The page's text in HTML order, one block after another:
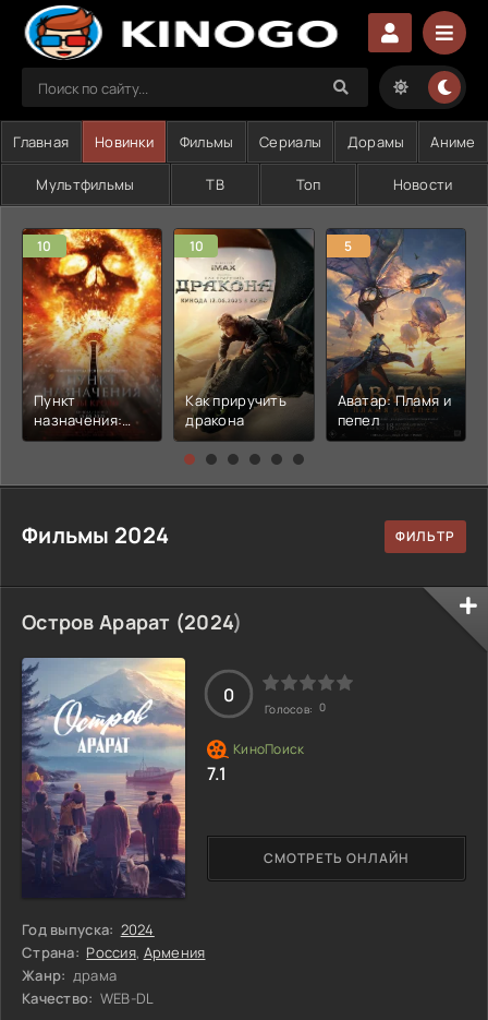
Главная Новинки Фильмы Сериалы Дорамы Аниме
Мультфильмы ТВ Топ Новости
10
Пункт
назначения:
Узы крови
10
Как приручить
дракона
5
Аватар: Пламя и
пепел
Фильмы 2024
Остров Арарат (2024)
Год выпуска: 2024
Страна: Россия, Армения
Жанр: драма
Качество: WEB-DL
СМОТРЕТЬ ОНЛАЙН
0
Голосов: 0
7.1